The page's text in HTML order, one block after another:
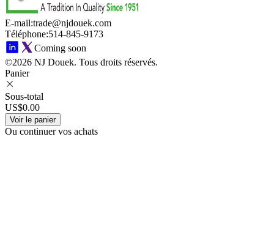
E-mail:trade@njdouek.com
Téléphone:514-845-9173
Coming soon
©2026 NJ Douek. Tous droits réservés.
Panier
Sous-total
US$0.00
Voir le panier
Ou continuer vos achats